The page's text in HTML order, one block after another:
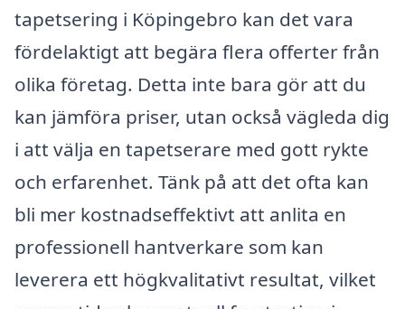
tapetsering i Köpingebro kan det vara
fördelaktigt att begära flera offerter från
olika företag. Detta inte bara gör att du
kan jämföra priser, utan också vägleda dig
i att välja en tapetserare med gott rykte
och erfarenhet. Tänk på att det ofta kan
bli mer kostnadseffektivt att anlita en
professionell hantverkare som kan
leverera ett högkvalitativt resultat, vilket